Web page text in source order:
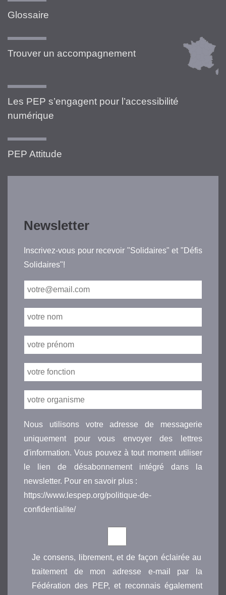
Glossaire
Trouver un accompagnement
Les PEP s’engagent pour l’accessibilité
numérique
PEP Attitude
Newsletter
Inscrivez-vous pour recevoir "Solidaires" et "Défis
Solidaires"!
Nous utilisons votre adresse de messagerie
uniquement pour vous envoyer des lettres
d'information. Vous pouvez à tout moment utiliser
le lien de désabonnement intégré dans la
newsletter. Pour en savoir plus :
https://www.lespep.org/politique-de-
confidentialite/
Je consens, librement, et de façon éclairée au
traitement de mon adresse e-mail par la
Fédération des PEP, et reconnais également